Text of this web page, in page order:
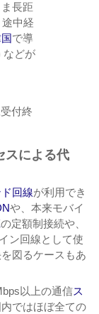
長距
中経
で導
などが
受付終
スによる代
回線が利用でき
や、本来モバイ
の定額制接続や、
ン回線として使
図るケースもあ
以上の通信ス
ではほぼ全ての